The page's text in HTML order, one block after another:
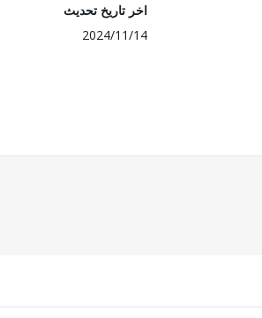
اخر تاريخ تحديث
2024/11/14